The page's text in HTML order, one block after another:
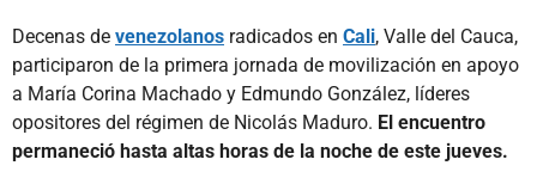
Decenas de venezolanos radicados en Cali, Valle del Cauca,
participaron de la primera jornada de movilización en apoyo
a María Corina Machado y Edmundo González, líderes
opositores del régimen de Nicolás Maduro. El encuentro
permaneció hasta altas horas de la noche de este jueves.